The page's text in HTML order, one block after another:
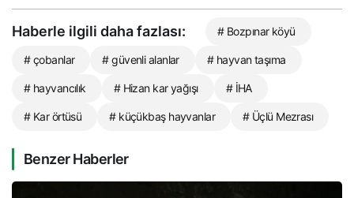
Haberle ilgili daha fazlası: # Bozpınar köyü
# çobanlar # güvenli alanlar # hayvan taşıma
# hayvancılık # Hizan kar yağışı # İHA
# Kar örtüsü # küçükbaş hayvanlar # Üçlü Mezrası
Benzer Haberler